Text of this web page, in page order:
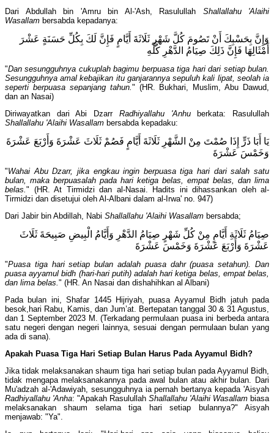
Dari Abdullah bin 'Amru bin Al-'Ash, Rasulullah Shallallahu 'Alaihi
Wasallam bersabda kepadanya:
وَإِنَّ بِحَسْبِكَ أَنْ تَصُومَ كُلَّ شَهْرٍ ثَلَاثَةَ أَيَّامٍ فَإِنَّ لَكَ بِكُلِّ حَسَنَةٍ عَشْرَ
أَمْثَالِهَا فَإِنَّ ذَلِكَ صِيَامُ الدَّهْرِ كُلِّهِ
"Dan sesungguhnya cukuplah bagimu berpuasa tiga hari dari setiap bulan.
Sesungguhnya amal kebajikan itu ganjarannya sepuluh kali lipat, seolah ia
seperti berpuasa sepanjang tahun." (HR. Bukhari, Muslim, Abu Dawud,
dan an Nasai)
Diriwayatkan dari Abi Dzarr Radhiyallahu 'Anhuberkata: Rasulullah
Shallallahu 'Alaihi Wasallam bersabda kepadaku:
يَا أَبَا ذَرٍّ إِذَا صُمْتَ مِنْ الشَّهْرِ ثَلَاثَةَ أَيَّامٍ فَصُمْ ثَلَاثَ عَشْرَةَ وَأَرْبَعَ عَشْرَةَ
وَخَمْسَ عَشْرَةَ
"Wahai Abu Dzarr, jika engkau ingin berpuasa tiga hari dari salah satu
bulan, maka berpuasalah pada hari ketiga belas, empat belas, dan lima
belas." (HR. At Tirmidzi dan al-Nasai. Hadits ini dihassankan oleh al-
Tirmidzi dan disetujui oleh Al-Albani dalam al-Irwa' no. 947)
Dari Jabir bin Abdillah, Nabi Shallallahu 'Alaihi Wasallam bersabda;
صِيَامُ ثَلَاثَةِ أَيَّامٍ مِنْ كُلِّ شَهْرٍ صِيَامُ الدَّهْرِ وَأَيَّامُ الْبِيضِ صَبِيحَةَ ثَلَاثَ
عَشْرَةَ وَأَرْبَعَ عَشْرَةَ وَخَمْسَ عَشْرَةَ
"Puasa tiga hari setiap bulan adalah puasa dahr (puasa setahun). Dan
puasa ayyamul bidh (hari-hari putih) adalah hari ketiga belas, empat belas,
dan lima belas." (HR. An Nasai dan dishahihkan al Albani)
Pada bulan ini, Shafar 1445 Hijriyah, puasa Ayyamul Bidh jatuh pada
besok,hari Rabu, Kamis, dan Jum’at. Bertepatan tanggal 30 & 31 Agustus,
dan 1 September 2023 M. (Terkadang permulaan puasa ini berbeda antara
satu negeri dengan negeri lainnya, sesuai dengan permulaan bulan yang
ada di sana).
Apakah Puasa Tiga Hari Setiap Bulan Harus Pada Ayyamul Bidh?
Jika tidak melaksanakan shaum tiga hari setiap bulan pada Ayyamul Bidh,
tidak mengapa melaksanakannya pada awal bulan atau akhir bulan. Dari
Mu'adzah al-'Adawiyah, sesungguhnya ia pernah bertanya kepada 'Aisyah
Radhiyallahu 'Anha: "Apakah Rasulullah Shallallahu 'Alaihi Wasallam biasa
melaksanakan shaum selama tiga hari setiap bulannya?" Aisyah
menjawab: "Ya".